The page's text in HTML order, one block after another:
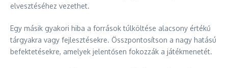
elvesztéséhez vezethet.
Egy másik gyakori hiba a források túlköltése alacsony értékű
tárgyakra vagy fejlesztésekre. Összpontosítson a nagy hatású
befektetésekre, amelyek jelentősen fokozzák a játékmenetét.